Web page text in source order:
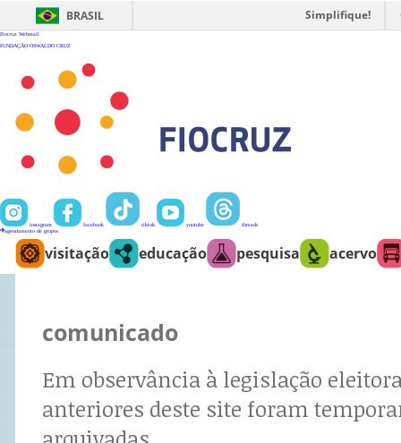
BRASIL Simplifique!
Fiocruz Webmail
FUNDAÇÃO OSWALDO CRUZ
instagram facebook tiktok youtube
threads
agendamento de grupos
visitação educação pesquisa acervo
comunicado
Em observância à legislação
anteriores deste site foram